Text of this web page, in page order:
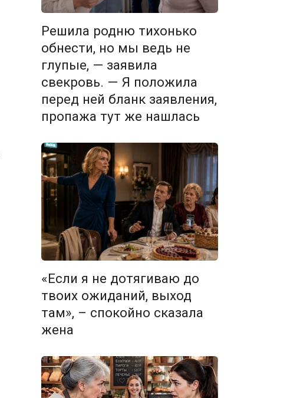
Решила родню тихонько
обнести, но мы ведь не
глупые, — заявила
свекровь. — Я положила
перед ней бланк заявления,
пропажа тут же нашлась
«Если я не дотягиваю до
твоих ожиданий, выход
там», – спокойно сказала
жена